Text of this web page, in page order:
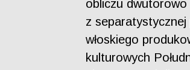
obliczu
z separatystycznej
włoskiego
kulturowych